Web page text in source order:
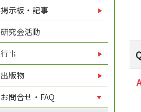
掲示板・記事
研究会活動
行事
出版物
お問合せ・FAQ